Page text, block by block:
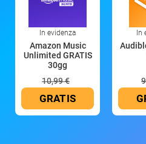
In evidenza
Amazon Music
Unlimited GRATIS
30gg
10,99 €
GRATIS
In